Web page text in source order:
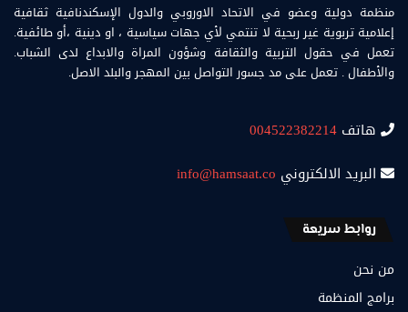
منظمة دولية وعضو في الاتحاد الاوروبي والدول الإسكندنافية ثقافية
إعلامية تربوية غير ربحية لا تنتمي لأي جهات سياسية ، او دينية ،أو طائفية.
تعمل في حقول التربية والثقافة وشؤون المراة والابداع لدى الشباب.
والأطفال . تعمل على مد جسور التواصل بين المهجر والبلد الاصل.
هاتف 004522382214
البريد الالكتروني info@hamsaat.co
روابط سريعة
من نحن
برامج المنظمة